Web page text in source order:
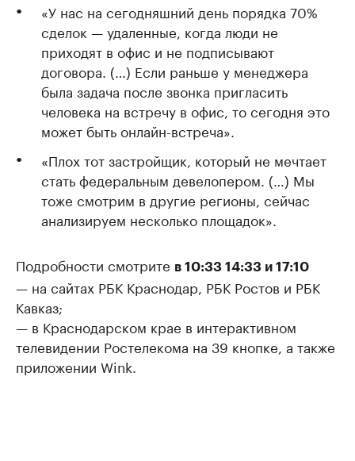
«У нас на сегодняшний день порядка 70%
сделок — удаленные, когда люди не
приходят в офис и не подписывают
договора. (…) Если раньше у менеджера
была задача после звонка пригласить
человека на встречу в офис, то сегодня это
может быть онлайн-встреча».
«Плох тот застройщик, который не мечтает
стать федеральным девелопером. (…) Мы
тоже смотрим в другие регионы, сейчас
анализируем несколько площадок».
Подробности смотрите в 10:33 14:33 и 17:10
— на сайтах РБК Краснодар, РБК Ростов и РБК
Кавказ;
— в Краснодарском крае в интерактивном
телевидении Ростелекома на 39 кнопке, а также
приложении Wink.